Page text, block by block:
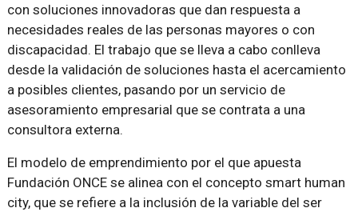
con soluciones innovadoras que dan respuesta a
necesidades reales de las personas mayores o con
discapacidad. El trabajo que se lleva a cabo conlleva
desde la validación de soluciones hasta el acercamiento
a posibles clientes, pasando por un servicio de
asesoramiento empresarial que se contrata a una
consultora externa.
El modelo de emprendimiento por el que apuesta
Fundación ONCE se alinea con el concepto smart human
city, que se refiere a la inclusión de la variable del ser